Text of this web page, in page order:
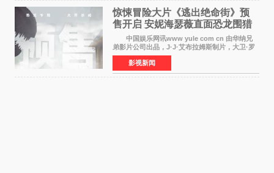
惊悚冒险大片《逃出绝命街》预
售开启 安妮海瑟薇直面恐龙围猎
中国娱乐网讯www yule com cn 由华纳兄
弟影片公司出品，J·J·艾布拉姆斯制片，大卫·罗
伯特·米切尔执导，好莱坞巨星安妮·海瑟薇和伊万
·麦克格雷格领衔主演的2026暑期惊悚冒险大片
《逃出绝
影视新闻